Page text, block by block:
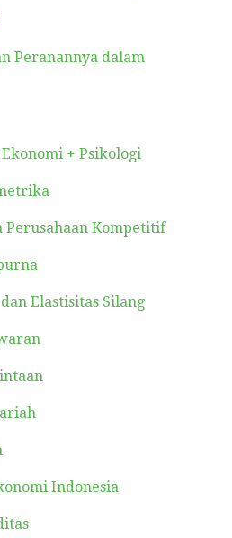
Peranannya dalam
+ Psikologi
Perusahaan Kompetitif
Elastisitas Silang
Indonesia